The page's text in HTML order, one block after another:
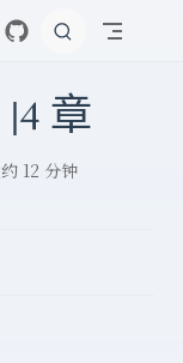
章
12 分钟